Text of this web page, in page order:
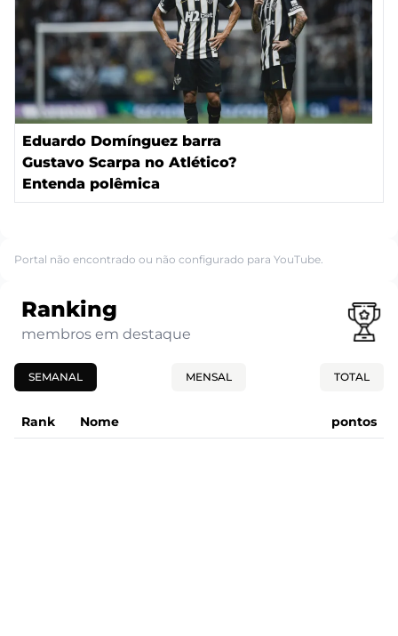
Eduardo Domínguez barra
Gustavo Scarpa no Atlético?
Entenda polêmica
Portal não encontrado ou não configurado para YouTube.
Ranking
membros em destaque
SEMANAL MENSAL TOTAL
Rank Nome pontos